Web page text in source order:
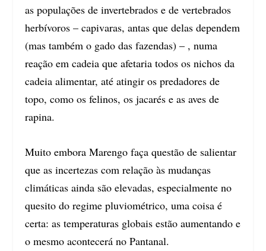
as populações de invertebrados e de vertebrados
herbívoros – capivaras, antas que delas dependem
(mas também o gado das fazendas) – , numa
reação em cadeia que afetaria todos os nichos da
cadeia alimentar, até atingir os predadores de
topo, como os felinos, os jacarés e as aves de
rapina.
Muito embora Marengo faça questão de salientar
que as incertezas com relação às mudanças
climáticas ainda são elevadas, especialmente no
quesito do regime pluviométrico, uma coisa é
certa: as temperaturas globais estão aumentando e
o mesmo acontecerá no Pantanal.